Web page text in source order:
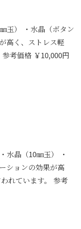
玉） ・水晶（ボタン
高く、ストレス軽
考価格 ￥10,000円
水晶（10㎜玉） ・
ションの効果が高
れています。 参考